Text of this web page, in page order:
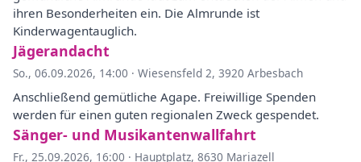
ihren Besonderheiten ein. Die Almrunde ist
Kinderwagentauglich.
Jägerandacht
So., 06.09.2026, 14:00 · Wiesensfeld 2, 3920 Arbesbach
Anschließend gemütliche Agape. Freiwillige Spenden
werden für einen guten regionalen Zweck gespendet.
Sänger- und Musikantenwallfahrt
Fr., 25.09.2026, 16:00 · Hauptplatz, 8630 Mariazell